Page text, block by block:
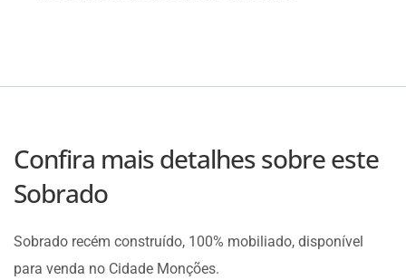
Confira mais detalhes sobre este
Sobrado
Sobrado recém construído, 100% mobiliado, disponível
para venda no Cidade Monções.